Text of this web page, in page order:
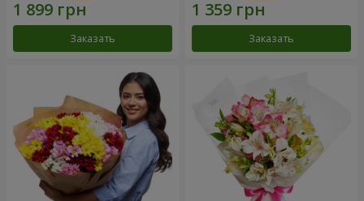
Заказать Заказать